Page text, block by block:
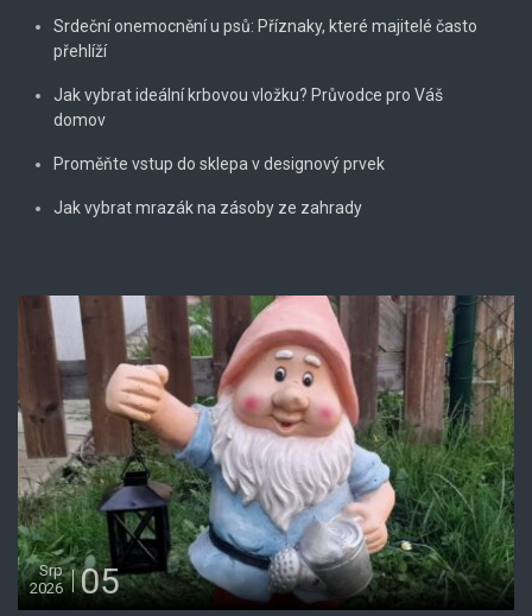
Srdeční onemocnění u psů: Příznaky, které majitelé často
přehlíží
Jak vybrat ideální krbovou vložku? Průvodce pro Váš
domov
Proměňte vstup do sklepa v designový prvek
Jak vybrat mrazák na zásoby ze zahrady
Srp
2026
05